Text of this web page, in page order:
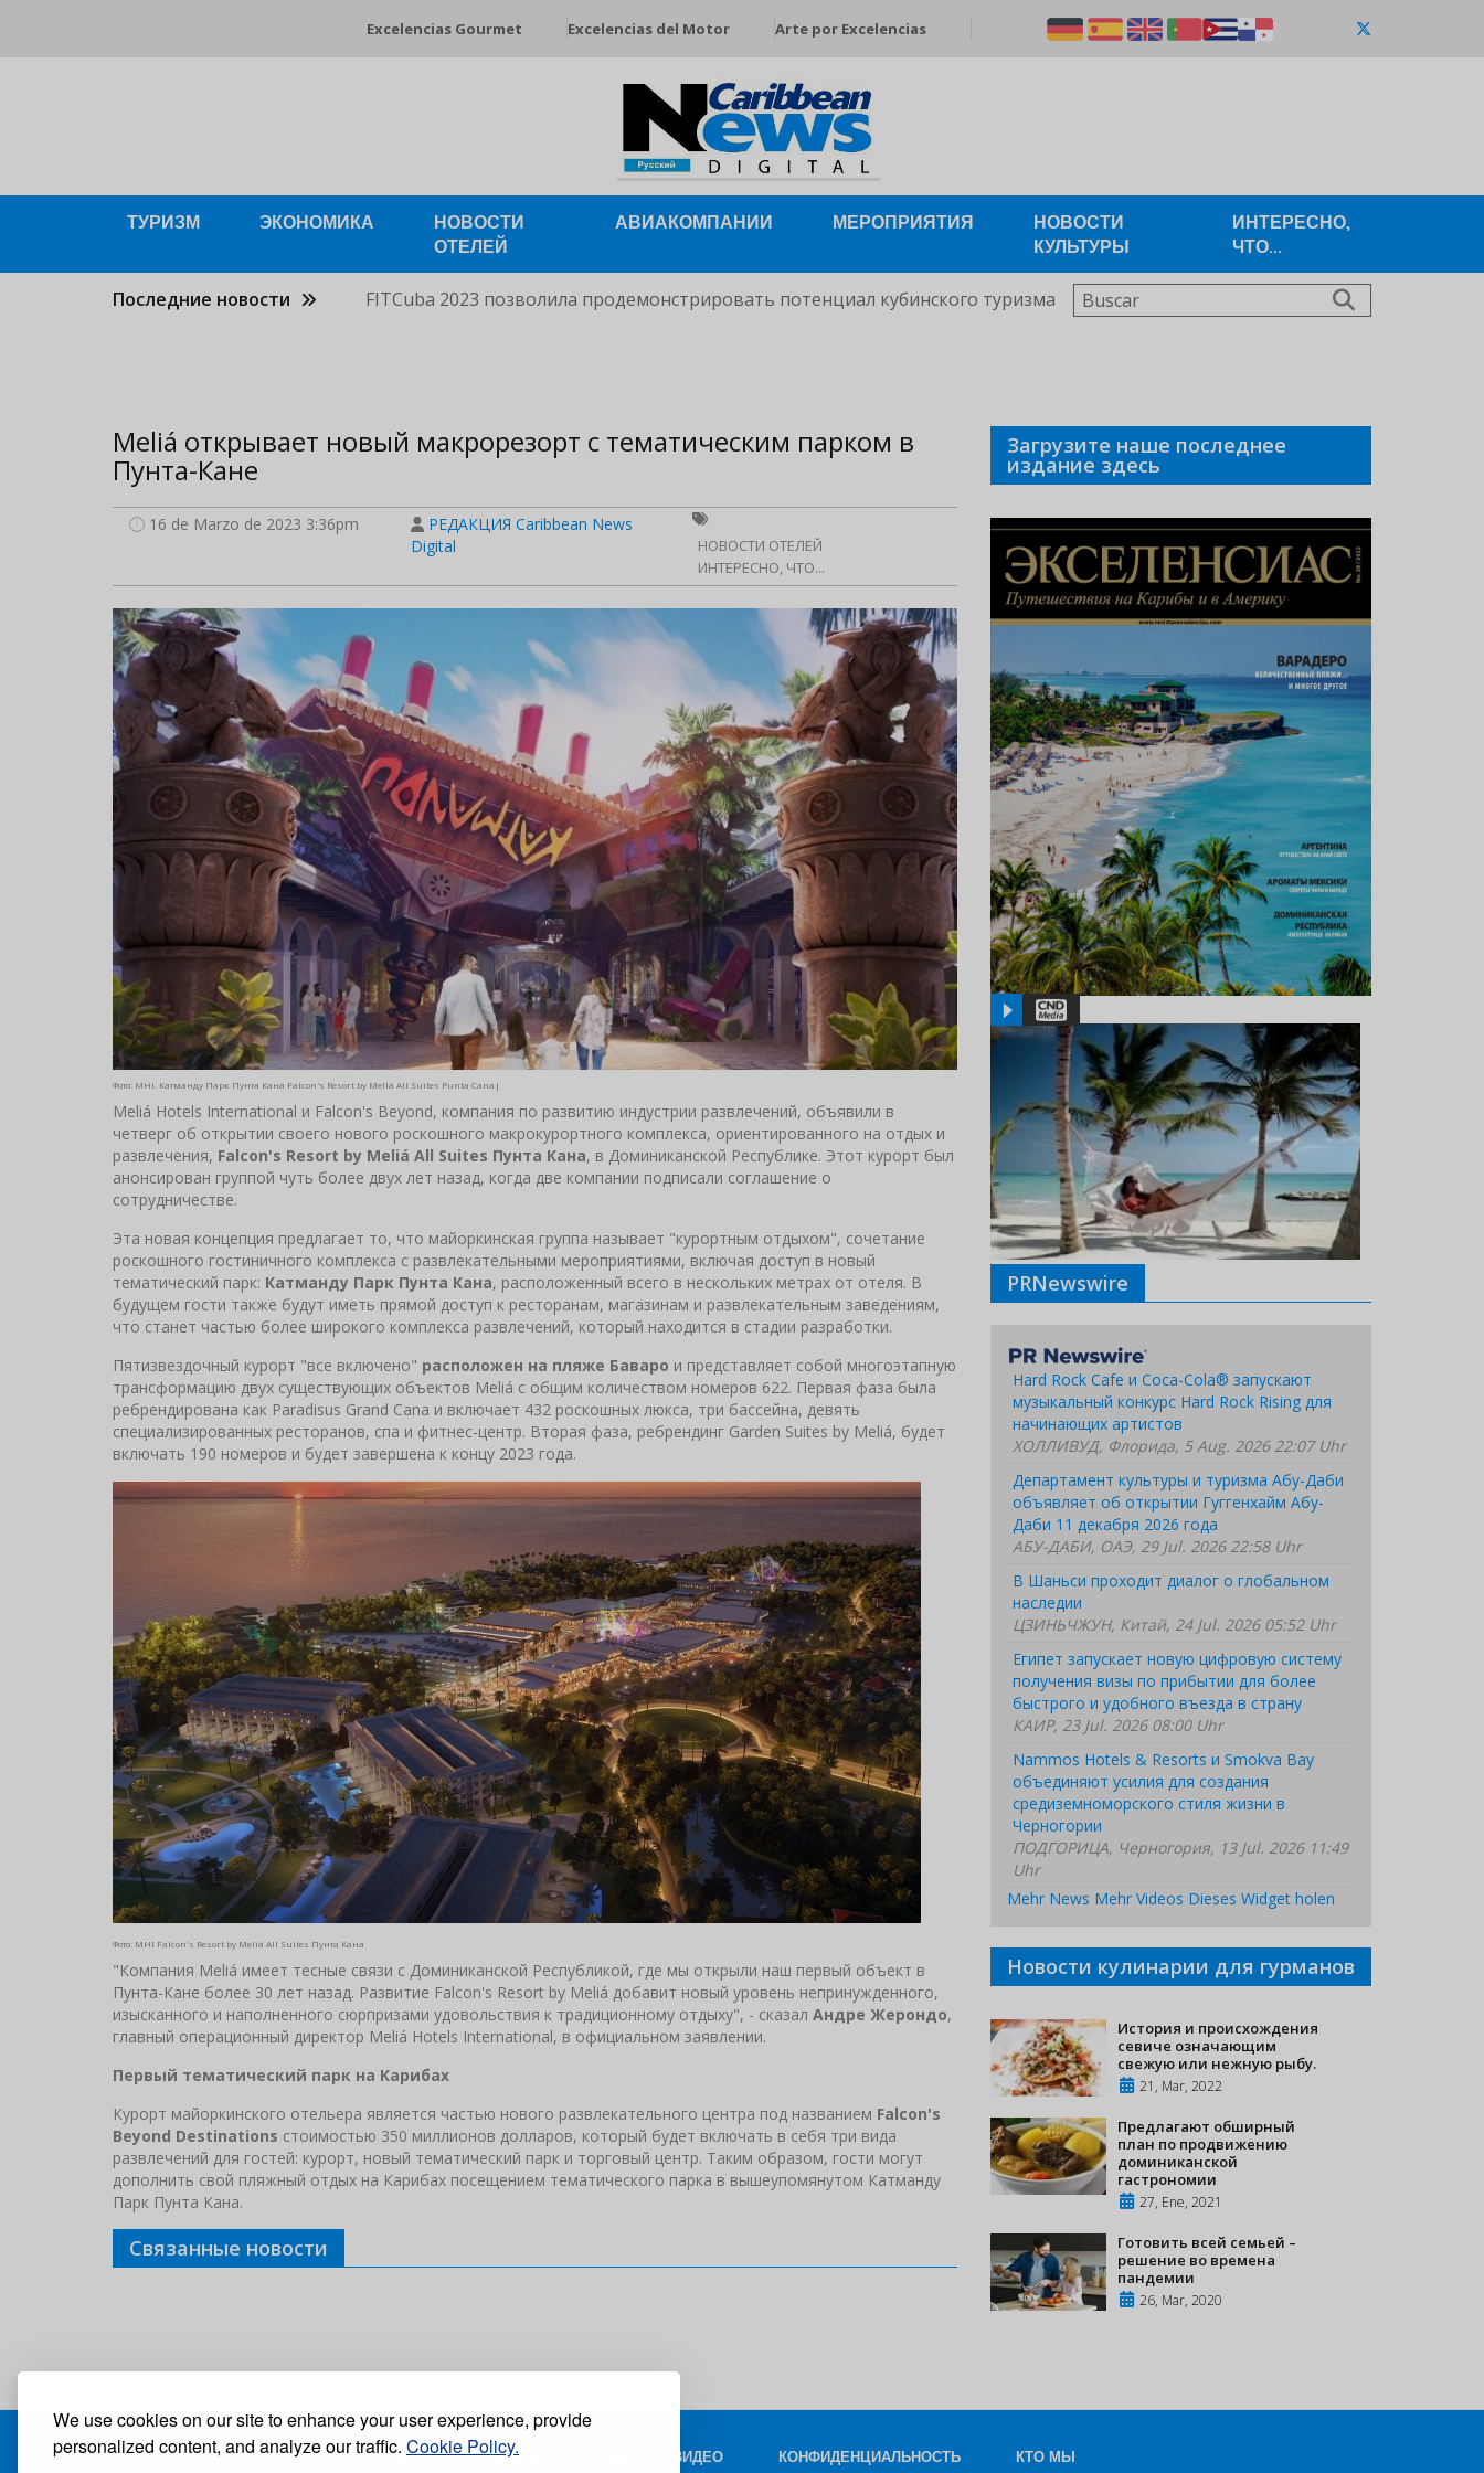
We use cookies on our site to enhance your user experience, provide
personalized content, and analyze our traffic. Cookie Policy.
Excelencias Gourmet Excelencias del Motor Arte por Excelencias
ТУРИЗМ ЭКОНОМИКА
НОВОСТИ
ОТЕЛЕЙ
АВИАКОМПАНИИ МЕРОПРИЯТИЯ
НОВОСТИ
КУЛЬТУРЫ
ИНТЕРЕСНО,
ЧТО...
Последние новости FITCuba 2023 позволила продемонстрировать потенциал кубинского туризма Buscar
Meliá открывает новый макрорезорт с тематическим парком в
Пунта-Кане
16 de Marzo de 2023 3:36pm
РЕДАКЦИЯ Caribbean News
Digital
НОВОСТИ ОТЕЛЕЙ
ИНТЕРЕСНО, ЧТО...
Фото: MHI. Катманду Парк Пунта Кана Falcon's Resort by Meliá All Suites Punta Cana|
Meliá Hotels International и Falcon's Beyond, компания по развитию индустрии развлечений, объявили в
четверг об открытии своего нового роскошного макрокурортного комплекса, ориентированного на отдых и
развлечения, Falcon's Resort by Meliá All Suites Пунта Кана, в Доминиканской Республике. Этот курорт был
анонсирован группой чуть более двух лет назад, когда две компании подписали соглашение о
сотрудничестве.
Эта новая концепция предлагает то, что майоркинская группа называет "курортным отдыхом", сочетание
роскошного гостиничного комплекса с развлекательными мероприятиями, включая доступ в новый
тематический парк: Катманду Парк Пунта Кана, расположенный всего в нескольких метрах от отеля. В
будущем гости также будут иметь прямой доступ к ресторанам, магазинам и развлекательным заведениям,
что станет частью более широкого комплекса развлечений, который находится в стадии разработки.
Пятизвездочный курорт "все включено" расположен на пляже Баваро и представляет собой многоэтапную
трансформацию двух существующих объектов Meliá с общим количеством номеров 622. Первая фаза была
ребрендирована как Paradisus Grand Cana и включает 432 роскошных люкса, три бассейна, девять
специализированных ресторанов, спа и фитнес-центр. Вторая фаза, ребрендинг Garden Suites by Meliá, будет
включать 190 номеров и будет завершена к концу 2023 года.
Фото: MHI Falcon's Resort by Meliá All Suites Пунта Кана
"Компания Meliá имеет тесные связи с Доминиканской Республикой, где мы открыли наш первый объект в
Пунта-Кане более 30 лет назад. Развитие Falcon's Resort by Meliá добавит новый уровень непринужденного,
изысканного и наполненного сюрпризами удовольствия к традиционному отдыху", - сказал Андре Жерондо,
главный операционный директор Meliá Hotels International, в официальном заявлении.
Первый тематический парк на Карибах
Курорт майоркинского отельера является частью нового развлекательного центра под названием Falcon's
Beyond Destinations стоимостью 350 миллионов долларов, который будет включать в себя три вида
развлечений для гостей: курорт, новый тематический парк и торговый центр. Таким образом, гости могут
дополнить свой пляжный отдых на Карибах посещением тематического парка в вышеупомянутом Катманду
Парк Пунта Кана.
Связанные новости
Загрузите наше последнее
издание здесь
PRNewswire
Hard Rock Cafe и Coca-Cola® запускают
музыкальный конкурс Hard Rock Rising для
начинающих артистов
ХОЛЛИВУД, Флорида, 5 Aug. 2026 22:07 Uhr
Департамент культуры и туризма Абу-Даби
объявляет об открытии Гуггенхайм Абу-
Даби 11 декабря 2026 года
АБУ-ДАБИ, ОАЭ, 29 Jul. 2026 22:58 Uhr
В Шаньси проходит диалог о глобальном
наследии
ЦЗИНЬЧЖУН, Китай, 24 Jul. 2026 05:52 Uhr
Египет запускает новую цифровую систему
получения визы по прибытии для более
быстрого и удобного въезда в страну
КАИР, 23 Jul. 2026 08:00 Uhr
Nammos Hotels & Resorts и Smokva Bay
объединяют усилия для создания
средиземноморского стиля жизни в
Черногории
ПОДГОРИЦА, Черногория, 13 Jul. 2026 11:49
Uhr
Mehr News Mehr Videos Dieses Widget holen
Новости кулинарии для гурманов
История и происхождения
севиче означающим
свежую или нежную рыбу.
21, Mar, 2022
Предлагают обширный
план по продвижению
доминиканской
гастрономии
27, Ene, 2021
Готовить всей семьей –
решение во времена
пандемии
26, Mar, 2020
БЛОГ КОНТАКТ ФОТО И ВИДЕО КОНФИДЕНЦИАЛЬНОСТЬ КТО МЫ